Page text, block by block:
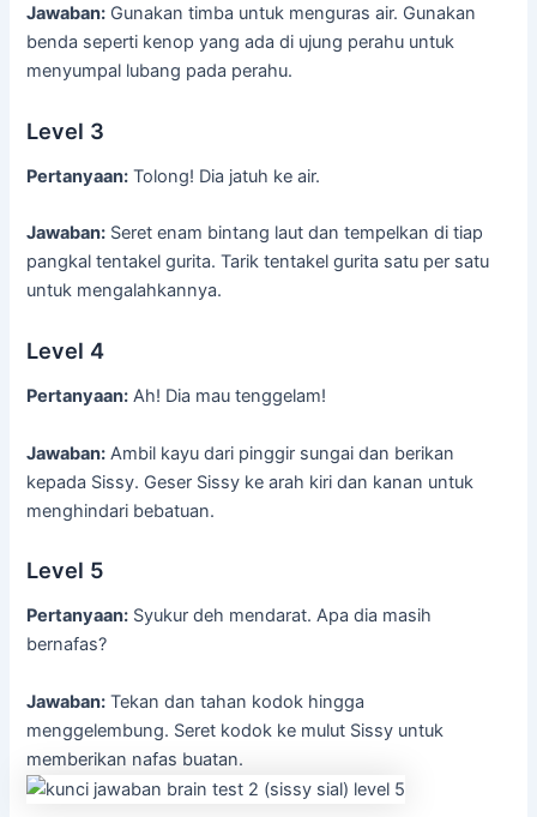
Jawaban: Gunakan timba untuk menguras air. Gunakan
benda seperti kenop yang ada di ujung perahu untuk
menyumpal lubang pada perahu.
Level 3
Pertanyaan: Tolong! Dia jatuh ke air.
Jawaban: Seret enam bintang laut dan tempelkan di tiap
pangkal tentakel gurita. Tarik tentakel gurita satu per satu
untuk mengalahkannya.
Level 4
Pertanyaan: Ah! Dia mau tenggelam!
Jawaban: Ambil kayu dari pinggir sungai dan berikan
kepada Sissy. Geser Sissy ke arah kiri dan kanan untuk
menghindari bebatuan.
Level 5
Pertanyaan: Syukur deh mendarat. Apa dia masih
bernafas?
Jawaban: Tekan dan tahan kodok hingga
menggelembung. Seret kodok ke mulut Sissy untuk
memberikan nafas buatan.